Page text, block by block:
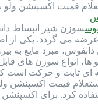
91691058-021 تماس بگیرید. کاربرد اکسپنشن
سوزن شیر انبساط
می گردد. یکی از
مبرد مایع به
ثابت و حرکت است